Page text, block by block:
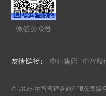
微信公众号
友情链接： 中智集团 中智股
© 2026 中智管理咨询有限公司版